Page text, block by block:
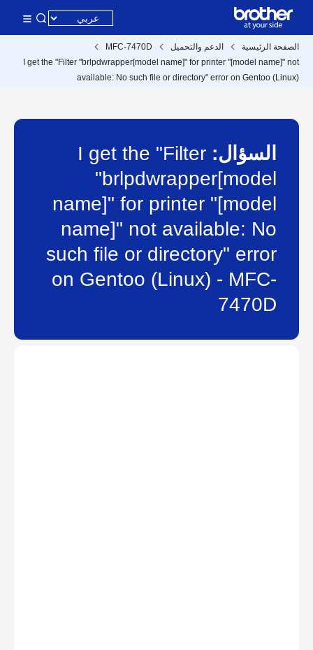
الصفحة الرئيسية الدعم والتحميل
MFC-7470D
I get the "Filter "brlpdwrapper[model name]" for printer "[model name]" not
available: No such file or directory" error on Gentoo (Linux)
السؤال:
I get the "Filter
"brlpdwrapper[model
name]" for printer "[model
name]" not available: No
such file or directory" error
on Gentoo (Linux) - MFC-
7470D